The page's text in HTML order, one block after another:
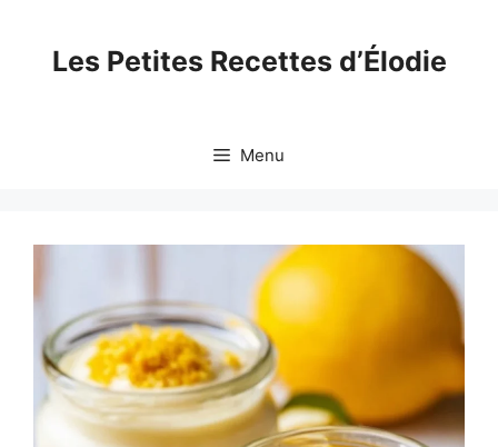
contentLes Petites Recettes d’Élodie
Menu